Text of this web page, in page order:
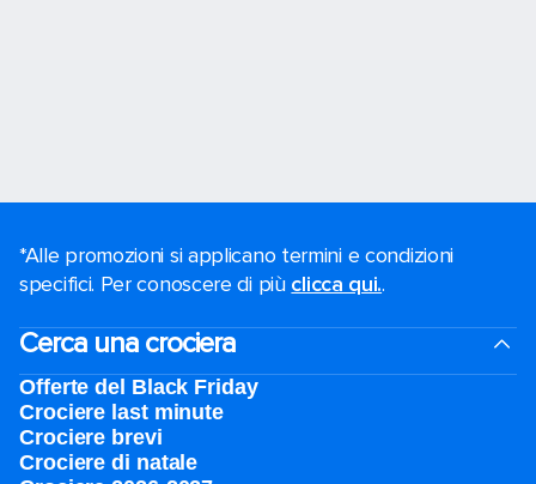
*Alle promozioni si applicano termini e condizioni
specifici. Per conoscere di più clicca qui..
Cerca una crociera
Offerte del Black Friday
Crociere last minute
Crociere brevi​
Crociere di natale​